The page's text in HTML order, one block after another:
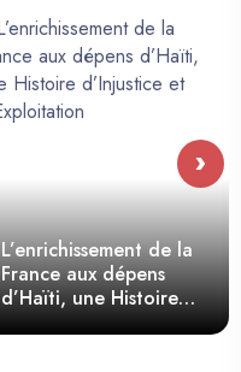
L’enrichissement de la
France aux dépens
d’Haïti, une Histoire
d’Injustice et
›